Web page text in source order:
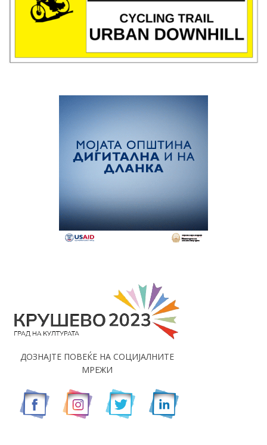
ДОЗНАЈТЕ ПОВЕЌЕ НА СОЦИЈАЛНИТЕ
МРЕЖИ